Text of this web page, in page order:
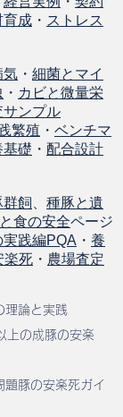
育成 ・ ストレス
気 ・ 細菌とマイ
・ カビと微量栄
サンプル
繁殖 ・ ベンチマ
基礎 ・ 配合設計
群飼
種豚と遺
食の安全ページ
践編PQA ・ 養
楽死 ・ 農場査定
理論と実践
上の成豚の安楽
題豚の安楽死ガイ